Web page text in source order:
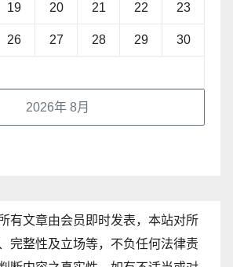
2026年 8月
19 20 21 22 23
26 27 28 29 30
有文章由会员即时发表，本站对所
完整性及立场等，不负任何法律责